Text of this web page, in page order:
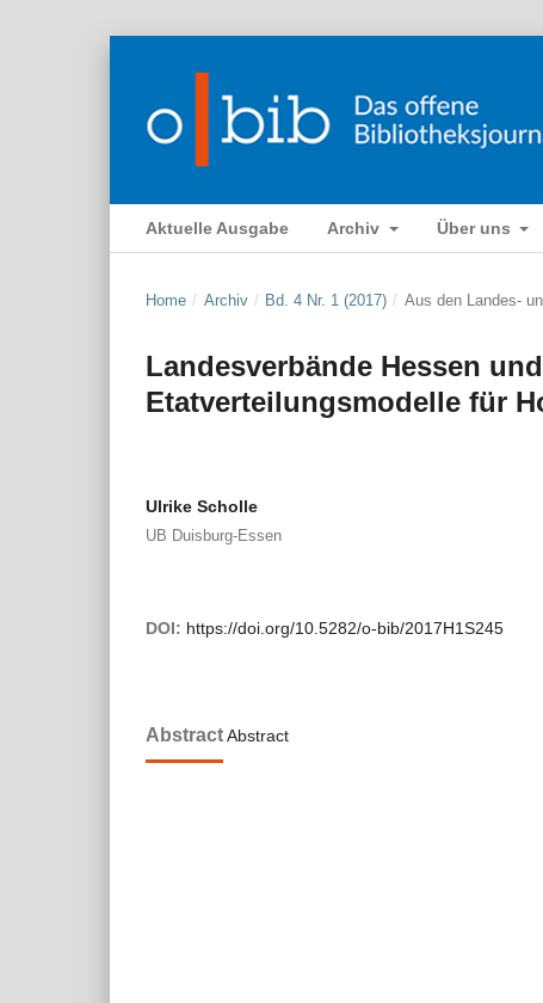
Aktuelle Ausgabe Archiv Über uns
Home / Archiv / Bd. 4 Nr. 1 (2017) / Aus den Landes-
Landesverbände Hessen
Etatverteilungsmodelle für
Ulrike Scholle
UB Duisburg-Essen
DOI: https://doi.org/10.5282/o-bib/2017H1S245
AbstractAbstract